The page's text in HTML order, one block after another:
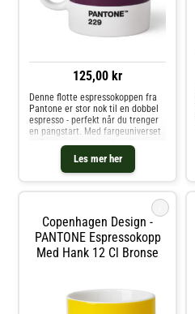
125,00 kr
Les mer her
Denne flotte espressokoppen fra
Pantone er stor nok til en dobbel
espresso - perfekt når du trenger
en pangstart. Med fargeuniverset
til Pantone kan du velge din
personlige farge til
favorittkoppen. Hver kopp er i
fineste benporselen.
Copenhagen Design -
PANTONE Espressokopp
Med Hank 12 Cl Bronse